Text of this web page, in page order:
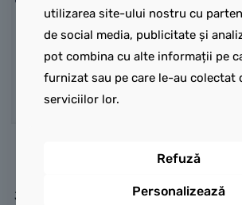
Joaca nesfârșită într-o casă
utilizarea site-ului nostru cu
de social media, publicitate și
pot combina cu alte informații pe
furnizat sau pe care le-au colectat
serviciilor lor.
Refuză
Personalizează